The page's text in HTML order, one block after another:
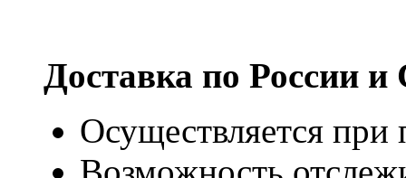
Доставка по России
Осуществляется при